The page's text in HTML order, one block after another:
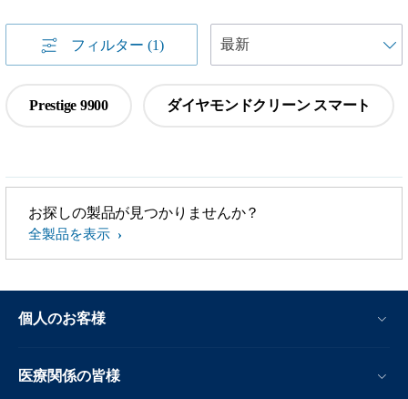
フィルター (1)
Prestige 9900 ダイヤモンドクリーン スマート
お探しの製品が見つかりませんか？
全製品を表示
個人のお客様
医療関係の皆様